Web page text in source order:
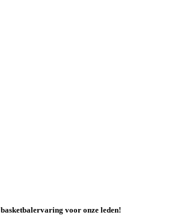
basketbalervaring voor onze leden!